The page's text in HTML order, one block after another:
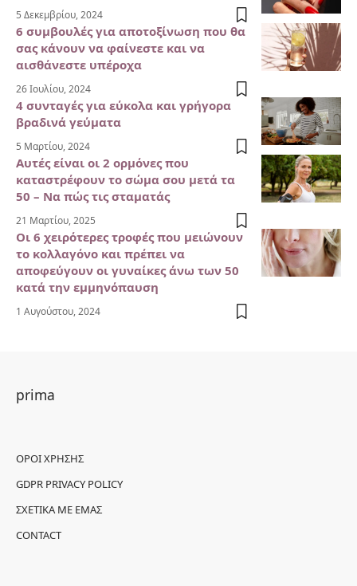
5 Δεκεμβρίου, 2024
6 συμβουλές για αποτοξίνωση που θα
σας κάνουν να φαίνεστε και να
αισθάνεστε υπέροχα
26 Ιουλίου, 2024
4 συνταγές για εύκολα και γρήγορα
βραδινά γεύματα
5 Μαρτίου, 2024
Αυτές είναι οι 2 ορμόνες που
καταστρέφουν το σώμα σου μετά τα
50 – Να πώς τις σταματάς
21 Μαρτίου, 2025
Οι 6 χειρότερες τροφές που μειώνουν
το κολλαγόνο και πρέπει να
αποφεύγουν οι γυναίκες άνω των 50
κατά την εμμηνόπαυση
1 Αυγούστου, 2024
prima
ΌΡΟΙ ΧΡΉΣΗΣ
GDPR PRIVACY POLICY
ΣΧΕΤΙΚΆ ΜΕ ΕΜΆΣ
CONTACT